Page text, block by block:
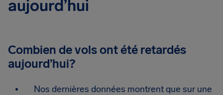
aujourd’hui
Combien de vols ont été retardés
aujourd’hui?
Nos dernières données montrent que sur une